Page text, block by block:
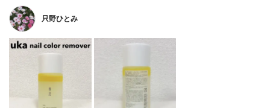
只野ひとみ